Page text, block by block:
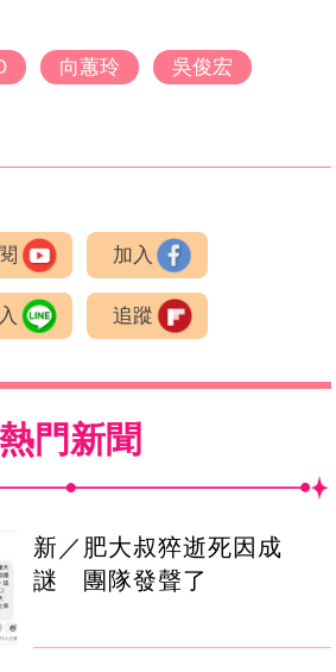
向蕙玲 吳俊宏
加入
追蹤
熱門新聞
新／肥大叔猝逝死因成
謎 團隊發聲了